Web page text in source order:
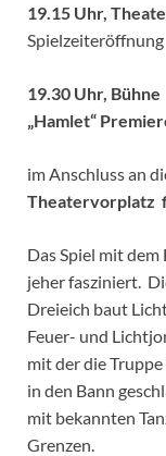
19.15 Uhr,
Spielzeiteröffnung
19.30 Uhr, Bühne
„Hamlet“
im Anschluss an
Theatervorplatz
Das Spiel mit
jeher fasziniert.
Dreieich baut
Feuer- und
mit der die
in den Bann
mit bekannten
Grenzen.